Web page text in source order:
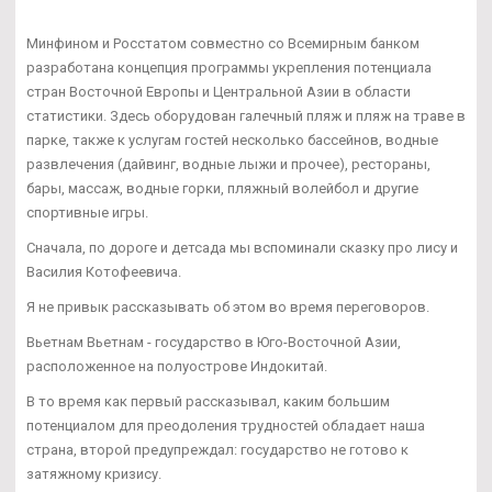
Минфином и Росстатом совместно со Всемирным банком
разработана концепция программы укрепления потенциала
стран Восточной Европы и Центральной Азии в области
статистики. Здесь оборудован галечный пляж и пляж на траве в
парке, также к услугам гостей несколько бассейнов, водные
развлечения (дайвинг, водные лыжи и прочее), рестораны,
бары, массаж, водные горки, пляжный волейбол и другие
спортивные игры.
Сначала, по дороге и детсада мы вспоминали сказку про лису и
Василия Котофеевича.
Я не привык рассказывать об этом во время переговоров.
Вьетнам Вьетнам - государство в Юго-Восточной Азии,
расположенное на полуострове Индокитай.
В то время как первый рассказывал, каким большим
потенциалом для преодоления трудностей обладает наша
страна, второй предупреждал: государство не готово к
затяжному кризису.